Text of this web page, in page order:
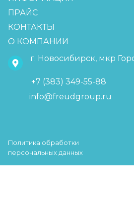
ПРАЙС
КОНТАКТЫ
О КОМПАНИИ
г. Новосибирск, мкр
+7 (383) 349-55-88
info@freudgroup.ru
Политика обработки
персональных данных